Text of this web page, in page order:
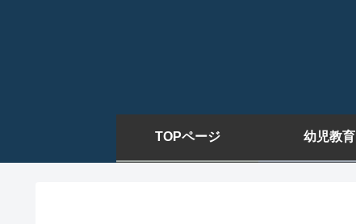
TOPページ 幼児教育